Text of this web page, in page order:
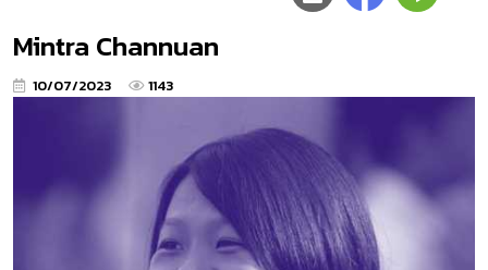
Mintra Channuan
10/07/2023 1143